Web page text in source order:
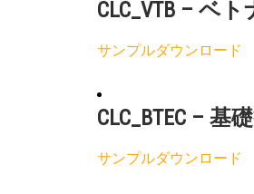
CLC_VTB – ベ
サンプルダウンロード
CLC_BTEC –
サンプルダウンロード